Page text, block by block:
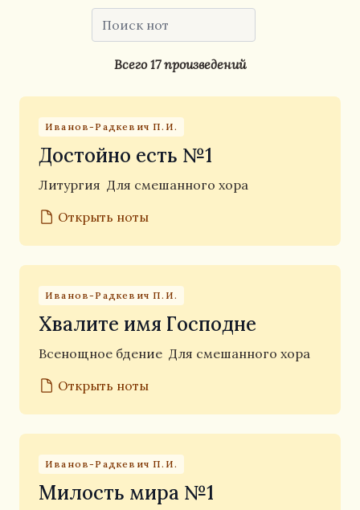
Всего 17 произведений
Иванов-Радкевич П.И.
Достойно есть №1
Литургия Для смешанного хора
Открыть ноты
Иванов-Радкевич П.И.
Хвалите имя Господне
Всенощное бдение Для смешанного хора
Открыть ноты
Иванов-Радкевич П.И.
Милость мира №1